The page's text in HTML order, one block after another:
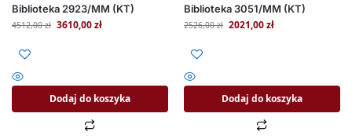
Biblioteka 2923/MM (KT)
4512,00zł 3610,00zł
Dodaj do koszyka
Biblioteka 3051/MM (KT)
2526,00zł 2021,00zł
Dodaj do koszyka